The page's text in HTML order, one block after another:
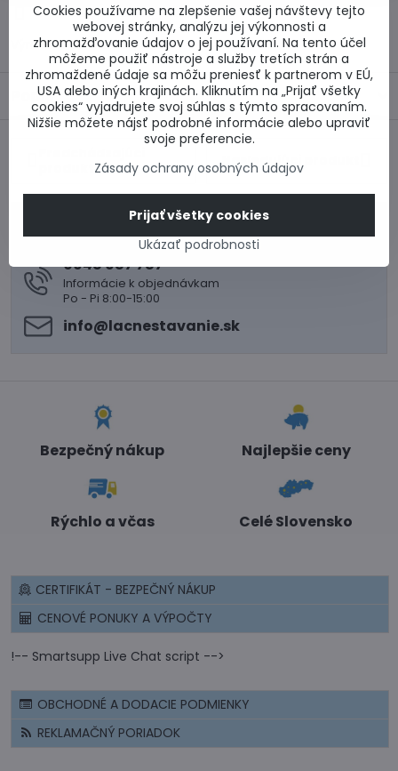
Otázka k produktu
Doručenia
Výrobca:GUNNEX SK, s.r.o.
Popis
Nasledujúci produkt
0917 969 003
Technické poradenstvo
0948 987 787
Informácie k objednávkam
Po - Pi 8:00-15:00
info​@lacnestavanie​.sk
Bezpečný nákup Najlepšie ceny
Rýchlo a včas Celé Slovensko
CERTIFIKÁT - BEZPEČNÝ NÁKUP
CENOVÉ PONUKY A VÝPOČTY
!-- Smartsupp Live Chat script -->
OBCHODNÉ A DODACIE PODMIENKY
REKLAMAČNÝ PORIADOK
Cookies používame na zlepšenie vašej návštevy tejto
webovej stránky, analýzu jej výkonnosti a
zhromažďovanie údajov o jej používaní. Na tento účel
môžeme použiť nástroje a služby tretích strán a
zhromaždené údaje sa môžu preniesť k partnerom v EÚ,
USA alebo iných krajinách. Kliknutím na „Prijať všetky
cookies“ vyjadrujete svoj súhlas s týmto spracovaním.
Nižšie môžete nájsť podrobné informácie alebo upraviť
svoje preferencie.
Zásady ochrany osobných údajov
Ukázať podrobnosti
Prijať všetky cookies